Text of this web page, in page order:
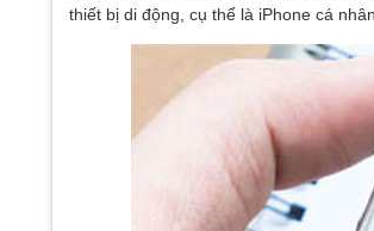
thiết bị di động, cụ thể là iPhone cá